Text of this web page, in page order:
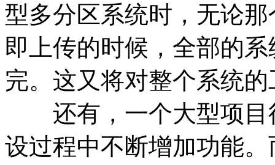
型多分区系统时，无论
即上传的时候，全部的
完。这又将对整个系统
还有，一个大型项目
设过程中不断增加功能